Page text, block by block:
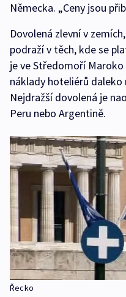
Německa. „Ceny jsou
Dovolená zlevní v
podraží v těch, kde se
je ve Středomoří
náklady hoteliérů daleko
Nejdražší dovolená je
Peru nebo Argentině.
Řecko